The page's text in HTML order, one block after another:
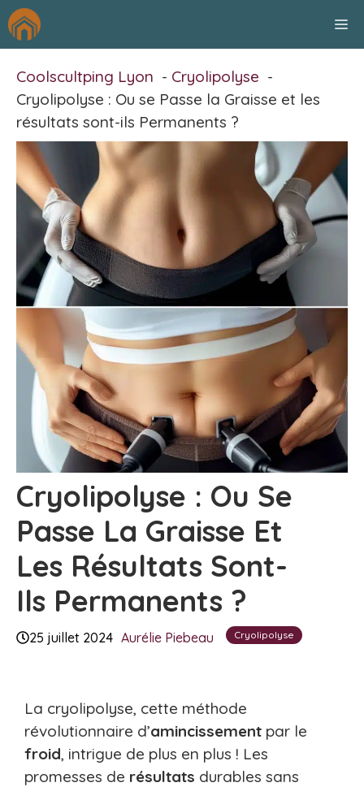
Aller
au
Coolscultping Lyon
Cryolipolyse
Cryolipolyse : Ou se Passe la Graisse et les
résultats sont-ils Permanents ?
Cryolipolyse : Ou Se
Passe La Graisse Et
Les Résultats Sont-
Ils Permanents ?
25 juillet 2024 Aurélie Piebeau Cryolipolyse
La cryolipolyse, cette méthode
révolutionnaire d’amincissement par le
froid, intrigue de plus en plus ! Les
promesses de résultats durables sans